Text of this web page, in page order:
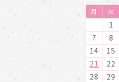
月 火
1
7
8
14
15
21
22
28
29